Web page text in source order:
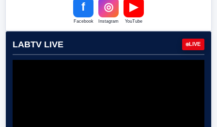
f
Facebook
◎
Instagram
▶
YouTube
LABTV LIVE LIVE